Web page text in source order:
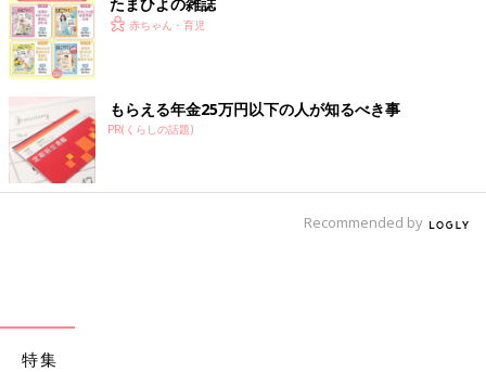
赤ちゃん・育児
もらえる年金25万円以下の人が知るべき事
PR(くらしの話題)
Recommended by
特集